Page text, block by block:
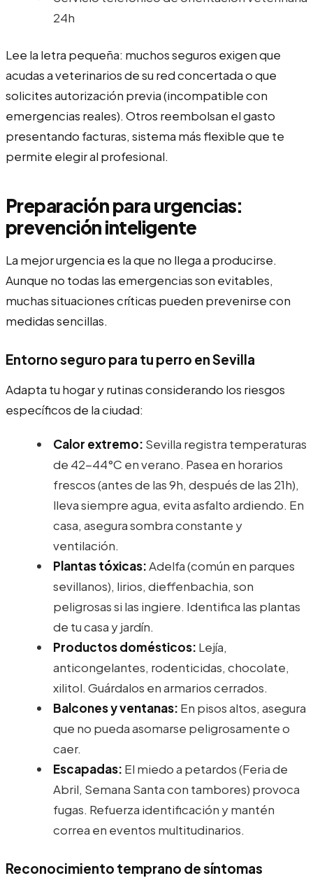
24h
Lee la letra pequeña: muchos seguros exigen que
acudas a veterinarios de su red concertada o que
solicites autorización previa (incompatible con
emergencias reales). Otros reembolsan el gasto
presentando facturas, sistema más flexible que te
permite elegir al profesional.
Preparación para urgencias:
prevención inteligente
La mejor urgencia es la que no llega a producirse.
Aunque no todas las emergencias son evitables,
muchas situaciones críticas pueden prevenirse con
medidas sencillas.
Entorno seguro para tu perro en Sevilla
Adapta tu hogar y rutinas considerando los riesgos
específicos de la ciudad:
Calor extremo: Sevilla registra temperaturas
de 42-44°C en verano. Pasea en horarios
frescos (antes de las 9h, después de las 21h),
lleva siempre agua, evita asfalto ardiendo. En
casa, asegura sombra constante y
ventilación.
Plantas tóxicas:Adelfa (común en parques
sevillanos), lirios, dieffenbachia, son
peligrosas si las ingiere. Identifica las plantas
de tu casa y jardín.
Productos domésticos: Lejía,
anticongelantes, rodenticidas, chocolate,
xilitol. Guárdalos en armarios cerrados.
Balcones y ventanas: En pisos altos, asegura
que no pueda asomarse peligrosamente o
caer.
Escapadas: El miedo a petardos (Feria de
Abril, Semana Santa con tambores) provoca
fugas. Refuerza identificación y mantén
correa en eventos multitudinarios.
Reconocimiento temprano de síntomas